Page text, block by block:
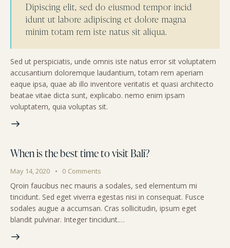
Dipiscing elit, sed do eiusmod tempor incid
idunt ut labore adipiscing et dolore magna
minim totam rem iste natus sit aliqua.
Sed ut perspiciatis, unde omnis iste natus error sit voluptatem
accusantium doloremque laudantium, totam rem aperiam
eaque ipsa, quae ab illo inventore veritatis et quasi architecto
beatae vitae dicta sunt, explicabo. nemo enim ipsam
voluptatem, quia voluptas sit.
When is the best time to visit Bali?
May 14, 2020 0 Comments
Qroin faucibus nec mauris a sodales, sed elementum mi
tincidunt. Sed eget viverra egestas nisi in consequat. Fusce
sodales augue a accumsan. Cras sollicitudin, ipsum eget
blandit pulvinar. Integer tincidunt.…